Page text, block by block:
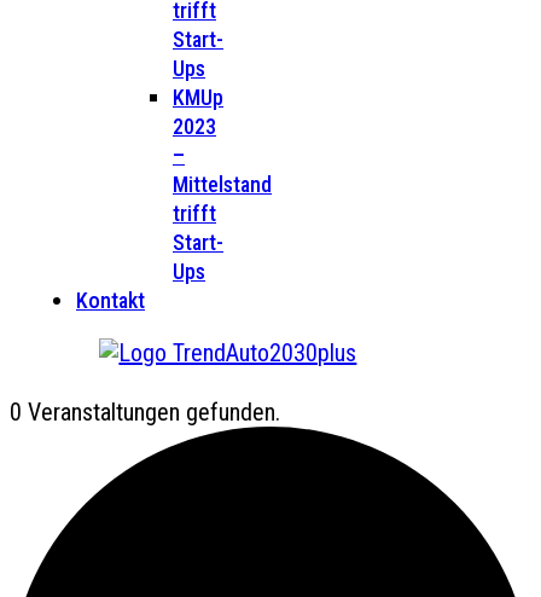
trifft
Start-
Ups
KMUp
2023
–
Mittelstand
trifft
Start-
Ups
Kontakt
0 Veranstaltungen gefunden.